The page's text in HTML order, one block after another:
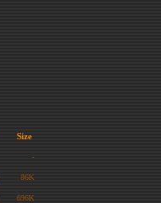
Size
-
86K
696K